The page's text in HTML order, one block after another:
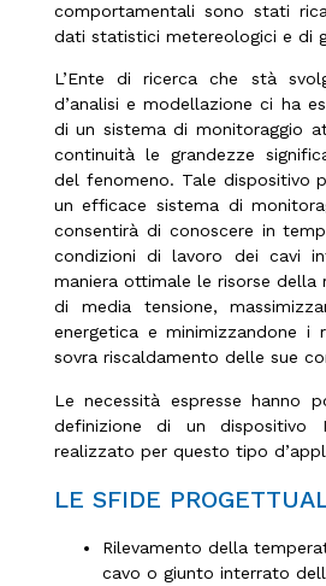
comportamentali sono stati
dati statistici metereologici e di
L’Ente di ricerca che stà
d’analisi e modellazione ci ha
di un sistema di monitoraggio
continuità le grandezze
del fenomeno. Tale dispositivo
un efficace sistema di
consentirà di conoscere in
condizioni di lavoro dei cavi
maniera ottimale le risorse della
di media tensione,
energetica e minimizzandone i
sovra riscaldamento delle sue
Le necessità espresse hanno
definizione di un dispositivo
realizzato per questo tipo
LE SFIDE
Rilevamento della
cavo o giunto interrato